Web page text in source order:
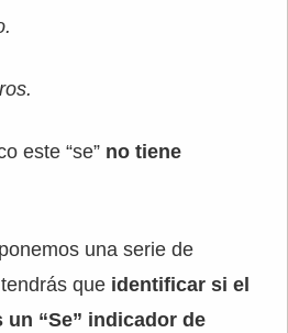
este “se” no tiene
una serie de
que identificar si el
un “Se” indicador de